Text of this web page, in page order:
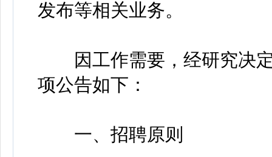
发布等相关业务。
因工作需要，经研究决定
项公告如下：
一、招聘原则